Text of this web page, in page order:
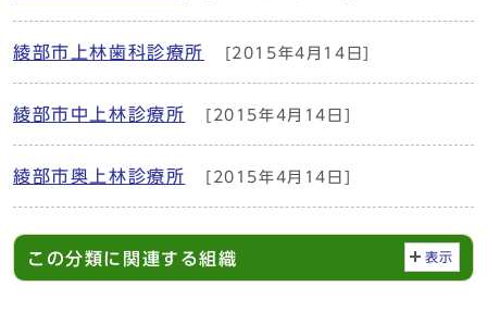
綾部市上林歯科診療所 [2015年4月14日]
綾部市中上林診療所 [2015年4月14日]
綾部市奥上林診療所 [2015年4月14日]
この分類に関連する組織 表示